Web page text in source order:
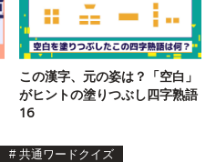
この漢字、元の姿は？「空白」
がヒントの塗りつぶし四字熟語
16
# 共通ワードクイズ